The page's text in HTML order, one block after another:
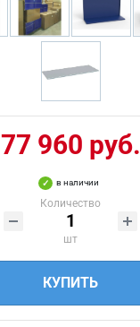
77 960 руб.
в наличии
Количество
шт
КУПИТЬ